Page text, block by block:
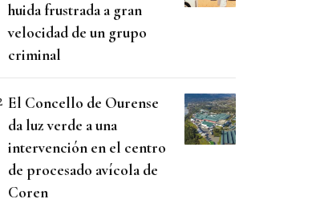
huida frustrada a gran
velocidad de un grupo
criminal
El Concello de Ourense
da luz verde a una
intervención en el centro
de procesado avícola de
Coren